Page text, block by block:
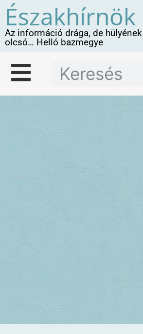
Északhírnök
Az információ drága, de
olcsó… Helló bazmegye